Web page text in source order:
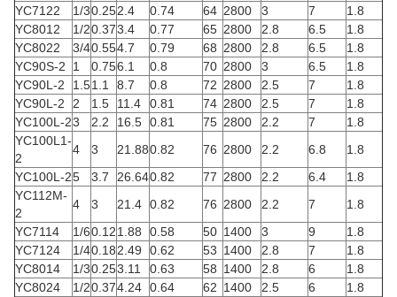
YC7122 1/30.252.4 0.74 64 2800 3 7
1.8
YC8012
1/20.373.4 0.77 65 2800 2.8 6.5
1.8
YC8022
3/40.554.7 0.79 68 2800 2.8 6.5
1.8
YC90S-2
1 0.756.1 0.8 70 2800 3 6.5
1.8
YC90L-2
1.51.1 8.7 0.8 72 2800 2.5 7
1.8
YC90L-2
2 1.5 11.4 0.81 74 2800 2.5 7
1.8
YC100L-23 2.2 16.5 0.81 75 2800 2.2 7
1.8
YC100L1-
2
4 3 21.880.82 76 2800 2.2 6.8
1.8
YC100L-25 3.7 26.640.82 77 2800 2.2 6.4
1.8
YC112M-
2
4 3 21.4 0.82 76 2800 2.2 7
1.8
YC7114
1/60.121.88 0.58 50 1400 3 9
1.8
YC7124
1/40.182.49 0.62 53 1400 2.8 7
1.8
YC8014
1/30.253.11 0.63 58 1400 2.8 6
1.8
YC8024
1/20.374.24 0.64 62 1400 2.5 6
1.8